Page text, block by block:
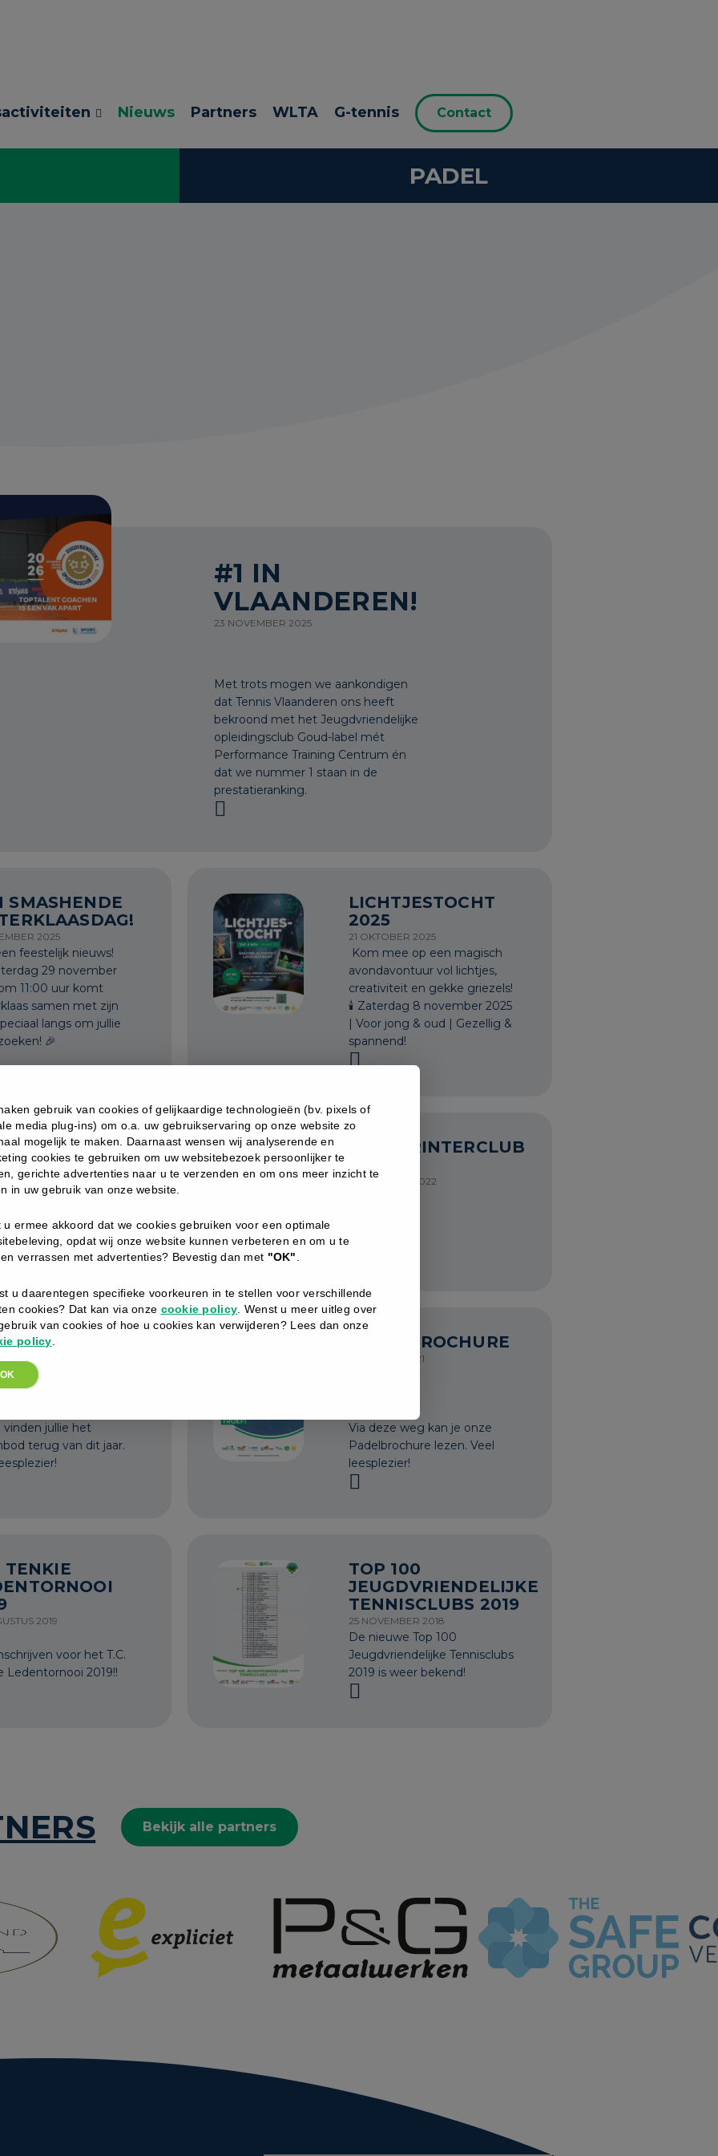
Nieuws Partners WLTA G-tennis Contact
PADEL
#1 IN
VLAANDEREN!
23 NOVEMBER 2025
Met trots mogen we aankondigen
dat Tennis Vlaanderen ons heeft
bekroond met het Jeugdvriendelijke
opleidingsclub Goud-label mét
Performance Training Centrum én
dat we nummer 1 staan in de
prestatieranking.
SMASHENDE
2025
feestelijk nieuws!
29 november
11:00 uur komt
samen met zijn
langs om jullie
🎉
LICHTJESTOCHT
2025
21 OKTOBER 2025
Kom mee op een magisch
avondavontuur vol lichtjes,
creativiteit en gekke griezels!
🕯️ Zaterdag 8 november 2025
| Voor jong & oud | Gezellig &
spannend!
2025
2025
WINTERINTERCLUB
2022
17 OKTOBER 2022
2021
stellen we de
vinden jullie het
terug van dit jaar.
PADELBROCHURE
8 JANUARI 2021
Via deze weg kan je onze
Padelbrochure lezen. Veel
leesplezier!
TENKIE
2019
voor het T.C.
Ledentornooi 2019!!
TOP 100
JEUGDVRIENDELIJKE
TENNISCLUBS 2019
25 NOVEMBER 2018
De nieuwe Top 100
Jeugdvriendelijke Tennisclubs
2019 is weer bekend!
Bekijk alle partners
gebruik van cookies of gelijkaardige technologieën (bv. pixels of
media plug-ins) om o.a. uw gebruikservaring op onze website zo
mogelijk te maken. Daarnaast wensen wij analyserende en
cookies te gebruiken om uw websitebezoek persoonlijker te
gerichte advertenties naar u te verzenden en om ons meer inzicht te
in uw gebruik van onze website.
u ermee akkoord dat we cookies gebruiken voor een optimale
opdat wij onze website kunnen verbeteren en om u te
verrassen met advertenties? Bevestig dan met "OK"
u daarentegen specifieke voorkeuren in te stellen voor verschillende
cookies? Dat kan via onze cookie policy . Wenst u meer uitleg over
van cookies of hoe u cookies kan verwijderen? Lees dan onze
policy
OK